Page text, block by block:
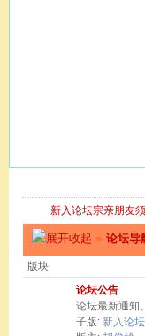
新入论坛宗亲朋友须
» 论坛导
版块
论坛公告
论坛最新通知
子版: 新入论